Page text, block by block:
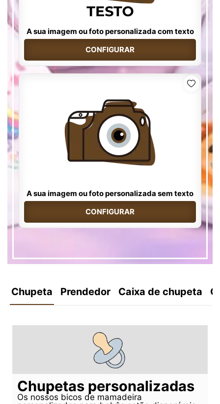
A sua imagem ou foto personalizada com texto
CONFIGURAR
A sua imagem ou foto personalizada sem texto
CONFIGURAR
Chupeta Prendedor Caixa de chupeta
Chupetas personalizadas
Os nossos bicos de mamadeira